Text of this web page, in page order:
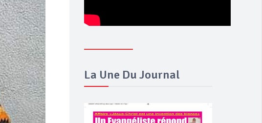
La Une Du Journal